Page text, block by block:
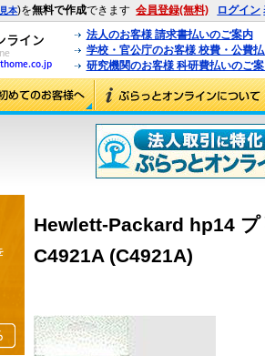
見本)を無料で作成できます 会員登録(無料) ログイン
法人のお客様 請求書払いのご案内
学校・官公庁のお客様 校費・公費
研究機関のお客様 科研費払いのご
Hewlett-Packard hp14
C4921A (C4921A)